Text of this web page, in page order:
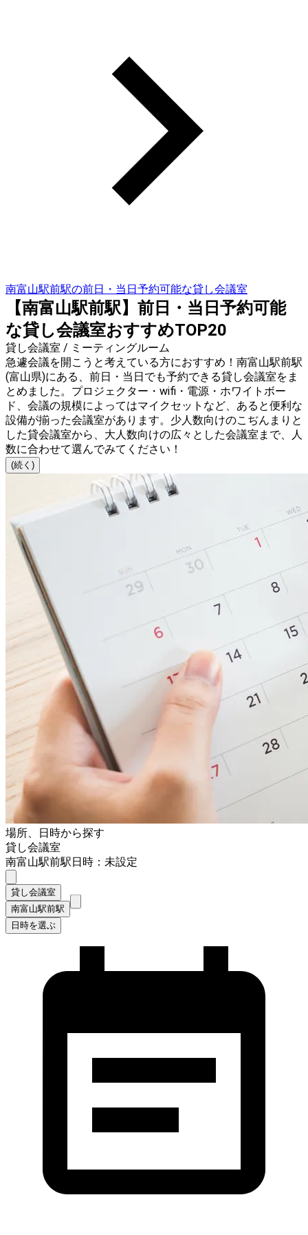
南富山駅前駅の前日・当日予約可能な貸し会議室
【南富山駅前駅】前日・当日予約可能
な貸し会議室おすすめTOP20
貸し会議室 / ミーティングルーム
急遽会議を開こうと考えている方におすすめ！南富山駅前駅
(富山県)にある、前日・当日でも予約できる貸し会議室をま
とめました。プロジェクター・wifi・電源・ホワイトボー
ド、会議の規模によってはマイクセットなど、あると便利な
設備が揃った会議室があります。少人数向けのこぢんまりと
した貸会議室から、大人数向けの広々とした会議室まで、人
数に合わせて選んでみてください！
(続く)
場所、日時から探す
貸し会議室
南富山駅前駅日時：未設定
貸し会議室
南富山駅前駅
日時を選ぶ